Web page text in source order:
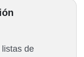
de